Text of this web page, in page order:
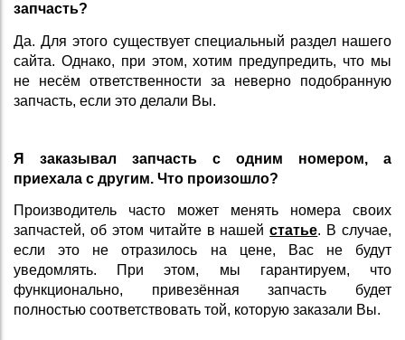
запчасть?
Да. Для этого существует специальный раздел нашего
сайта. Однако, при этом, хотим предупредить, что мы
не несём ответственности за неверно подобранную
запчасть, если это делали Вы.
Я заказывал запчасть с одним номером, а
приехала с другим. Что произошло?
Производитель часто может менять номера своих
запчастей, об этом читайте в нашейстатье. В случае,
если это не отразилось на цене, Вас не будут
уведомлять. При этом, мы гарантируем, что
функционально, привезённая запчасть будет
полностью соответствовать той, которую заказали Вы.